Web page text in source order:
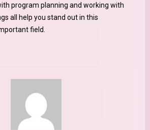
program planning and working with
all help you stand out in this
field.